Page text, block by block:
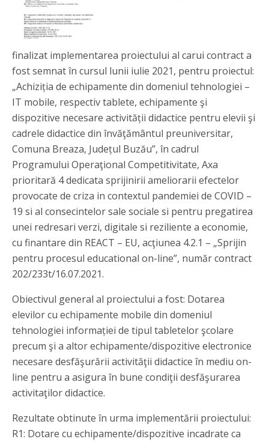
finalizat implementarea proiectului al carui contract a
fost semnat în cursul lunii iulie 2021, pentru proiectul:
„Achiziția de echipamente din domeniul tehnologiei –
IT mobile, respectiv tablete, echipamente şi
dispozitive necesare activității didactice pentru elevii şi
cadrele didactice din învăţământul preuniversitar,
Comuna Breaza, Județul Buzău”, în cadrul
Programului Operaţional Competitivitate, Axa
prioritară 4 dedicata sprijinirii ameliorarii efectelor
provocate de criza in contextul pandemiei de COVID –
19 si al consecintelor sale sociale si pentru pregatirea
unei redresari verzi, digitale si reziliente a economie,
cu finantare din REACT – EU, acţiunea 4.2.1 – „Sprijin
pentru procesul educational on-line”, număr contract
202/233t/16.07.2021.
Obiectivul general al proiectului a fost: Dotarea
elevilor cu echipamente mobile din domeniul
tehnologiei informației de tipul tabletelor şcolare
precum şi a altor echipamente/dispozitive electronice
necesare desfăşurării activităţii didactice în mediu on-
line pentru a asigura în bune condiţii desfăşurarea
activitaţilor didactice.
Rezultate obtinute în urma implementării proiectului:
R1: Dotare cu echipamente/dispozitive incadrate ca